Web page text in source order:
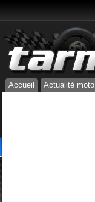
Accueil Actualité moto